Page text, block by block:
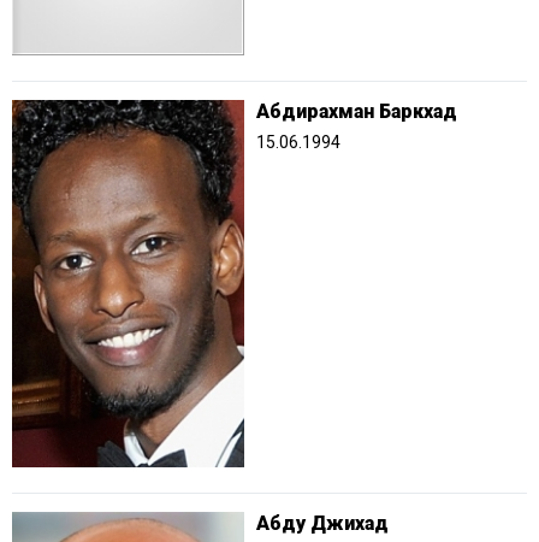
Абдирахман Баркхад
15.06.1994
Абду Джихад